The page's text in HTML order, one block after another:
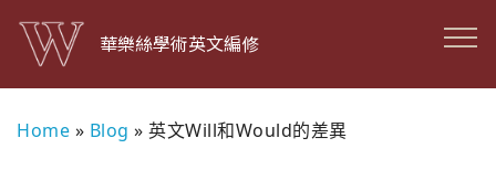
華樂絲學術英文編修
Home » Blog » 英文Will和Would的差異